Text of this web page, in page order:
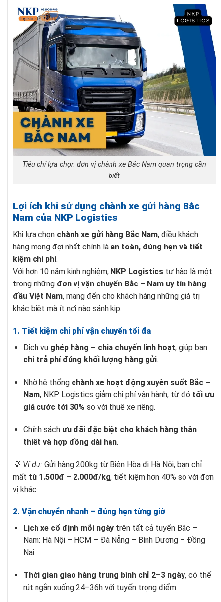
Tiêu chí lựa chọn đơn vị chành xe Bắc Nam quan trọng cần
biết
Lợi ích khi sử dụng chành xe gửi hàng Bắc
Nam của NKP Logistics
Khi lựa chọn chành xe gửi hàng Bắc Nam, điều khách
hàng mong đợi nhất chính là an toàn, đúng hẹn và tiết
kiệm chi phí.
Với hơn 10 năm kinh nghiệm, NKP Logistics tự hào là một
trong những đơn vị vận chuyển Bắc – Nam uy tín hàng
đầu Việt Nam, mang đến cho khách hàng những giá trị
khác biệt mà ít nơi nào sánh kịp.
1. Tiết kiệm chi phí vận chuyển tối đa
Dịch vụ ghép hàng – chia chuyến linh hoạt, giúp bạn
chỉ trả phí đúng khối lượng hàng gửi.
Nhờ hệ thống chành xe hoạt động xuyên suốt Bắc –
Nam, NKP Logistics giảm chi phí vận hành, từ đó tối ưu
giá cước tới 30% so với thuê xe riêng.
Chính sách ưu đãi đặc biệt cho khách hàng thân
thiết và hợp đồng dài hạn.
💡 Ví dụ: Gửi hàng 200kg từ Biên Hòa đi Hà Nội, bạn chỉ
mất từ 1.500đ – 2.000đ/kg, tiết kiệm hơn 40% so với đơn
vị khác.
2. Vận chuyển nhanh – đúng hẹn từng giờ
Lịch xe cố định mỗi ngàytrên tất cả tuyến Bắc –
Nam: Hà Nội – HCM – Đà Nẵng – Bình Dương – Đồng
Nai.
Thời gian giao hàng trung bình chỉ 2–3 ngày, có thể
rút ngắn xuống 24–36h với tuyến trọng điểm.